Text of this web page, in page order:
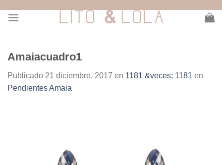
Amaiacuadro1
Publicado 21 diciembre, 2017 en 1181 &veces; 1181 en
Pendientes Amaia